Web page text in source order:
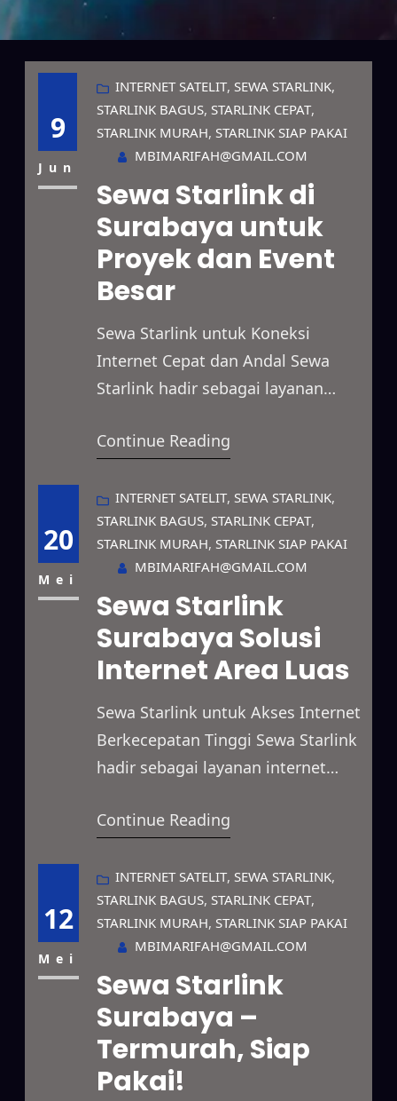
9
Jun
INTERNET SATELIT, SEWA STARLINK
STARLINK BAGUS, STARLINK CEPAT
STARLINK MURAH, STARLINK SIAP PAKAI
MBIMARIFAH@GMAIL.COM
Sewa Starlink di
Surabaya untuk
Proyek dan Event
Besar
Sewa Starlink untuk Koneksi
Internet Cepat dan Andal Sewa
Starlink hadir sebagai layanan
akses internet berkecepatan tinggi
berbagai kondisi. Layanan ini
dapat dimanfaatkan untuk
kebutuhan perusahaan, pekerjaan
lapangan, penyelenggaraan acara,
hingga penggunaan pribadi
dengan pilihan masa sewa yang
fleksibel. Selain itu, Starlink
yang…
Continue Reading
20
Mei
INTERNET SATELIT, SEWA STARLINK
STARLINK BAGUS, STARLINK CEPAT
STARLINK MURAH, STARLINK SIAP PAKAI
MBIMARIFAH@GMAIL.COM
Sewa Starlink
Surabaya Solusi
Internet Area Luas
Sewa Starlink untuk Akses Internet
Berkecepatan Tinggi Sewa Starlink
hadir sebagai layanan internet
cepat dan stabil untuk berbagai
digunakan untuk bisnis, proyek
lapangan, acara besar, hingga
penggunaan pribadi dengan
sistem penyewaan yang fleksibel.
Jaringan Starlink mampu
menjangkau wilayah terpencil,
area dengan keterbatasan sinyal,
serta lokasi yang belum…
Continue Reading
12
Mei
INTERNET SATELIT, SEWA STARLINK
STARLINK BAGUS, STARLINK CEPAT
STARLINK MURAH, STARLINK SIAP PAKAI
MBIMARIFAH@GMAIL.COM
Sewa Starlink
Surabaya –
Termurah, Siap
Pakai!